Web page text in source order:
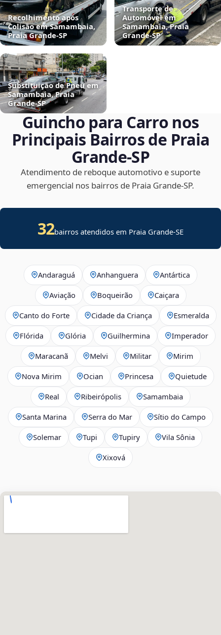
Recolhimento após
Colisão em Samambaia,
Praia Grande‑SP
Transporte de
Automóvel em
Samambaia, Praia
Grande‑SP
Substituição de Pneu em
Samambaia, Praia
Grande‑SP
Guincho para Carro nos
Principais Bairros de Praia
Grande‑SP
Atendimento de reboque automotivo e suporte
emergencial nos bairros de Praia Grande‑SP.
32bairros atendidos em Praia Grande-SE
Andaraguá Anhanguera Antártica
Aviação Boqueirão Caiçara
Canto do Forte Cidade da Criança Esmeralda
Flórida Glória Guilhermina Imperador
Maracanã Melvi Militar Mirim
Nova Mirim Ocian Princesa Quietude
Real Ribeirópolis Samambaia
Santa Marina Serra do Mar Sítio do Campo
Solemar Tupi Tupiry Vila Sônia
Xixová